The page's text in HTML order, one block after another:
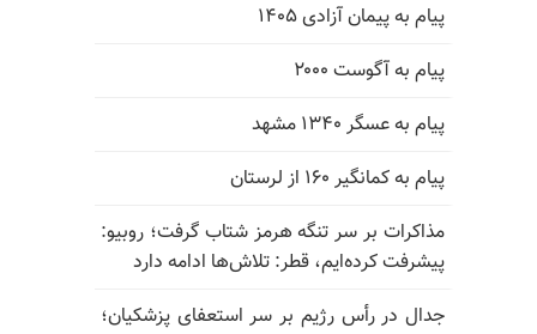
پیام به پیمان آزادی ۱۴۰۵
پیام به آگوست ۲۰۰۰
پیام به عسگر ۱۳۴۰ مشهد
پیام به کمانگیر ۱۶۰ از لرستان
مذاکرات بر سر تنگه هرمز شتاب گرفت؛ روبیو:
پیشرفت کرده‌ایم، قطر: تلاش‌ها ادامه دارد
جدال در رأس رژیم بر سر استعفای پزشکیان؛